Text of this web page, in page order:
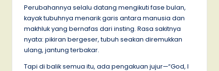
Perubahannya selalu datang mengikuti fase bulan,
kayak tubuhnya menarik garis antara manusia dan
makhluk yang bernafas dari insting. Rasa sakitnya
nyata: pikiran bergeser, tubuh seakan diremukkan
ulang, jantung terbakar.
Tapi di balik semua itu, ada pengakuan jujur—“God, I